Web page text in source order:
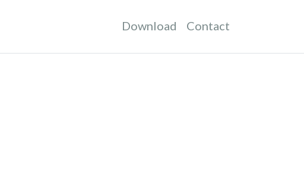
Download Contact